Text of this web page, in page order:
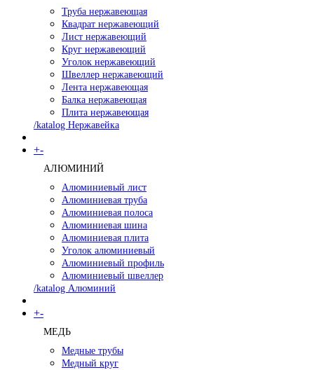
Труба нержавеющая
Квадрат нержавеющий
Лист нержавеющий
Круг нержавеющий
Уголок нержавеющий
Швеллер нержавеющий
Лента нержавеющая
Балка нержавеющая
Плита нержавеющая
/katalog Нержавейка
+-
АЛЮМИНИЙ
Алюминиевый лист
Алюминиевая труба
Алюминиевая полоса
Алюминиевая шина
Алюминиевая плита
Уголок алюминиевый
Алюминиевый профиль
Алюминиевый швеллер
/katalog Алюминий
+-
МЕДЬ
Медные трубы
Медный круг